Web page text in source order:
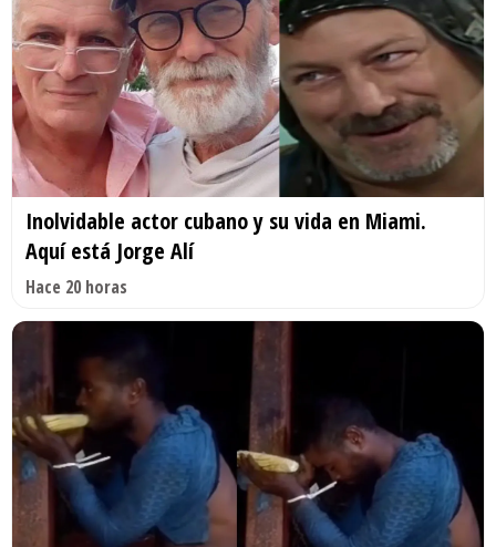
Inolvidable actor cubano y su vida en Miami.
Aquí está Jorge Alí
Hace 20 horas